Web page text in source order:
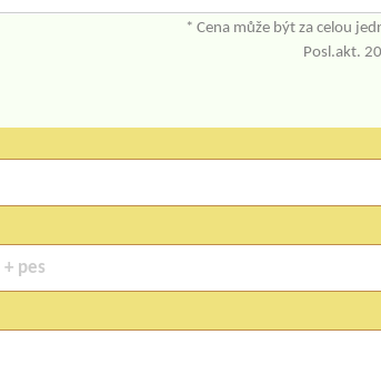
* Cena může být za celou
Posl.akt.